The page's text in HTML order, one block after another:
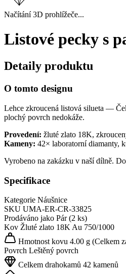
Načítání 3D prohlížeče...
Listové pecky s
Detaily produktu
O tomto designu
Lehce zkroucená listová silueta —
plochý povrch nedokáže.
Provedení: žluté zlato 18K,
Kameny: 42× laboratorní diamanty,
Vyrobeno na zakázku v naší dílně.
Specifikace
Kategorie Náušnice
SKU UMA-ER-CR-33825
Prodáváno jako Pár (2 ks)
Kov Žluté zlato 18KAu 750/1000
Hmotnost kovu 4.00 g (Celkem
Povrch Leštěný povrch
Celkem drahokamů 42 kamenů